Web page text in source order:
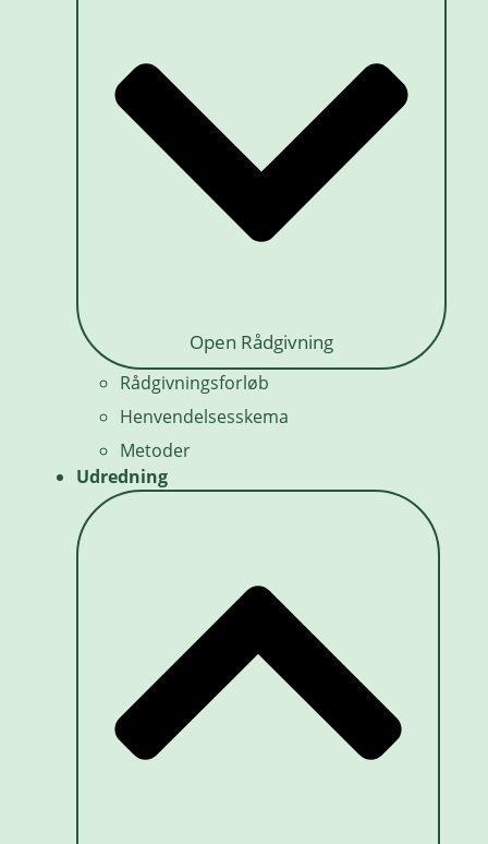
Open Rådgivning
Rådgivningsforløb
Henvendelsesskema
Metoder
Udredning